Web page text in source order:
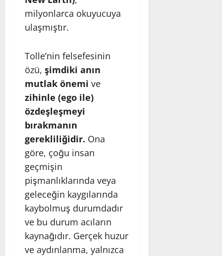
milyonlarca okuyucuya
ulaşmıştır.
Tolle’nin felsefesinin
özü, şimdiki anın
mutlak önemi ve
zihinle (ego ile)
özdeşleşmeyi
bırakmanın
gerekliliğidir. Ona
göre, çoğu insan
geçmişin
pişmanlıklarında veya
geleceğin kaygılarında
kaybolmuş durumdadır
ve bu durum acıların
kaynağıdır. Gerçek huzur
ve aydınlanma, yalnızca